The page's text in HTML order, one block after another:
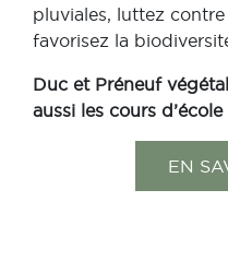
pluviales, luttez
favorisez la
Duc et Préneuf
aussi les cours d’école
EN